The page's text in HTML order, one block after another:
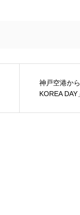
神戸空港か
KOREA DAY